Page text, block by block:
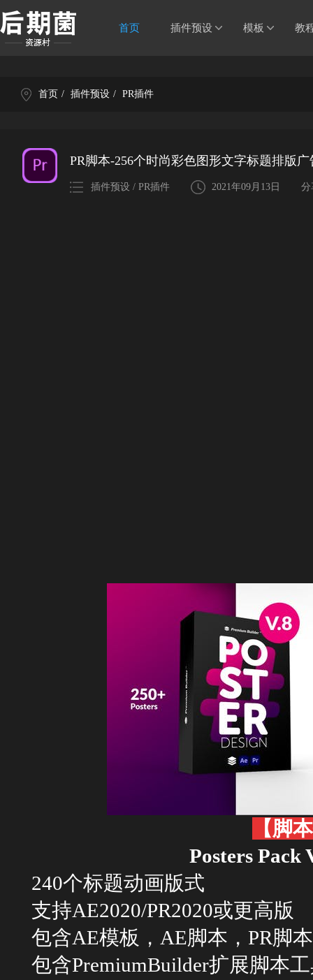
首页 插件预设 模板 教
首页 / 插件预设 / PR插件
PR脚本-256个时尚彩色图形文字标题排版
插件预设 / PR插件 2021年09月13日 分
【脚
Posters Pack
240个标题动画版式
支持AE2020/PR2020或更高版
包含AE模板，AE脚本，PR脚本
包含PremiumBuilder扩展脚本